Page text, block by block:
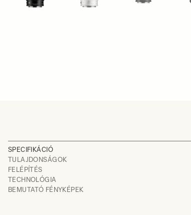
SPECIFIKÁCIÓ
TULAJDONSÁGOK
FELÉPÍTÉS
TECHNOLÓGIA
BEMUTATÓ FÉNYKÉPEK